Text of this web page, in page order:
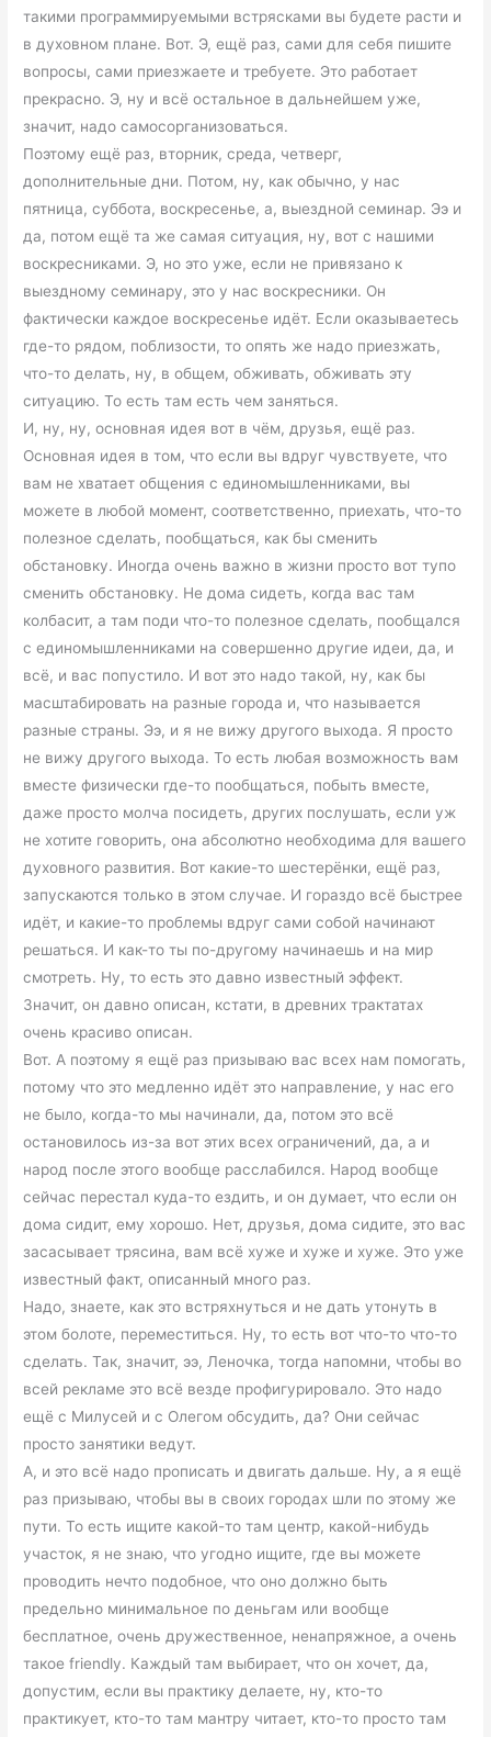
такими программируемыми встрясками вы будете расти и
в духовном плане. Вот. Э, ещё раз, сами для себя пишите
вопросы, сами приезжаете и требуете. Это работает
прекрасно. Э, ну и всё остальное в дальнейшем уже,
значит, надо самосорганизоваться.
Поэтому ещё раз, вторник, среда, четверг,
дополнительные дни. Потом, ну, как обычно, у нас
пятница, суббота, воскресенье, а, выездной семинар. Ээ и
да, потом ещё та же самая ситуация, ну, вот с нашими
воскресниками. Э, но это уже, если не привязано к
выездному семинару, это у нас воскресники. Он
фактически каждое воскресенье идёт. Если оказываетесь
где-то рядом, поблизости, то опять же надо приезжать,
что-то делать, ну, в общем, обживать, обживать эту
ситуацию. То есть там есть чем заняться.
И, ну, ну, основная идея вот в чём, друзья, ещё раз.
Основная идея в том, что если вы вдруг чувствуете, что
вам не хватает общения с единомышленниками, вы
можете в любой момент, соответственно, приехать, что-то
полезное сделать, пообщаться, как бы сменить
обстановку. Иногда очень важно в жизни просто вот тупо
сменить обстановку. Не дома сидеть, когда вас там
колбасит, а там поди что-то полезное сделать, пообщался
с единомышленниками на совершенно другие идеи, да, и
всё, и вас попустило. И вот это надо такой, ну, как бы
масштабировать на разные города и, что называется
разные страны. Ээ, и я не вижу другого выхода. Я просто
не вижу другого выхода. То есть любая возможность вам
вместе физически где-то пообщаться, побыть вместе,
даже просто молча посидеть, других послушать, если уж
не хотите говорить, она абсолютно необходима для вашего
духовного развития. Вот какие-то шестерёнки, ещё раз,
запускаются только в этом случае. И гораздо всё быстрее
идёт, и какие-то проблемы вдруг сами собой начинают
решаться. И как-то ты по-другому начинаешь и на мир
смотреть. Ну, то есть это давно известный эффект.
Значит, он давно описан, кстати, в древних трактатах
очень красиво описан.
Вот. А поэтому я ещё раз призываю вас всех нам помогать,
потому что это медленно идёт это направление, у нас его
не было, когда-то мы начинали, да, потом это всё
остановилось из-за вот этих всех ограничений, да, а и
народ после этого вообще расслабился. Народ вообще
сейчас перестал куда-то ездить, и он думает, что если он
дома сидит, ему хорошо. Нет, друзья, дома сидите, это вас
засасывает трясина, вам всё хуже и хуже и хуже. Это уже
известный факт, описанный много раз.
Надо, знаете, как это встряхнуться и не дать утонуть в
этом болоте, переместиться. Ну, то есть вот что-то что-то
сделать. Так, значит, ээ, Леночка, тогда напомни, чтобы во
всей рекламе это всё везде профигурировало. Это надо
ещё с Милусей и с Олегом обсудить, да? Они сейчас
просто занятики ведут.
А, и это всё надо прописать и двигать дальше. Ну, а я ещё
раз призываю, чтобы вы в своих городах шли по этому же
пути. То есть ищите какой-то там центр, какой-нибудь
участок, я не знаю, что угодно ищите, где вы можете
проводить нечто подобное, что оно должно быть
предельно минимальное по деньгам или вообще
бесплатное, очень дружественное, ненапряжное, а очень
такое friendly. Каждый там выбирает, что он хочет, да,
допустим, если вы практику делаете, ну, кто-то
практикует, кто-то там мантру читает, кто-то просто там